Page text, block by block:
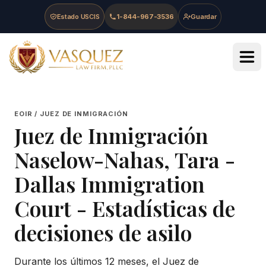
Skip to main content
Skip to navigation
Skip to footer
Estado USCIS 1-844-967-3536 Guardar
Vasquez Law Firm - Home
EOIR / JUEZ DE INMIGRACIÓN
Juez de Inmigración
Naselow-Nahas, Tara -
Dallas Immigration
Court - Estadísticas de
decisiones de asilo
Durante los últimos 12 meses, el Juez de